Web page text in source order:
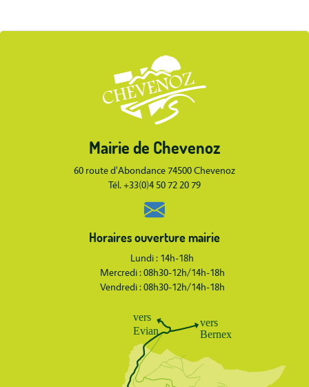
Mairie de Chevenoz
60 route d'Abondance 74500 Chevenoz
Tél. +33(0)4 50 72 20 79
Horaires ouverture mairie
Lundi : 14h-18h
Mercredi : 08h30-12h/14h-18h
Vendredi : 08h30-12h/14h-18h